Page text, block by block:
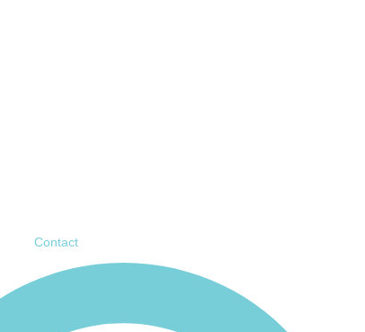
Contact